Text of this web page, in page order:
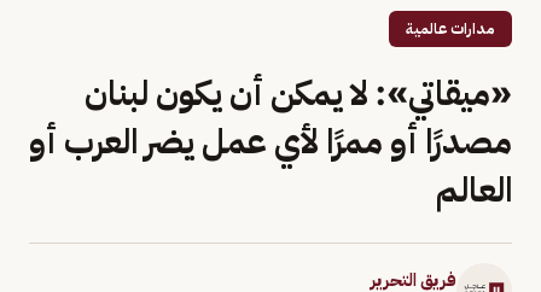
مدارات عالمية
«ميقاتي»: لا يمكن أن يكون لبنان
مصدرًا أو ممرًا لأي عمل يضر العرب أو
العالم
فريق التحرير